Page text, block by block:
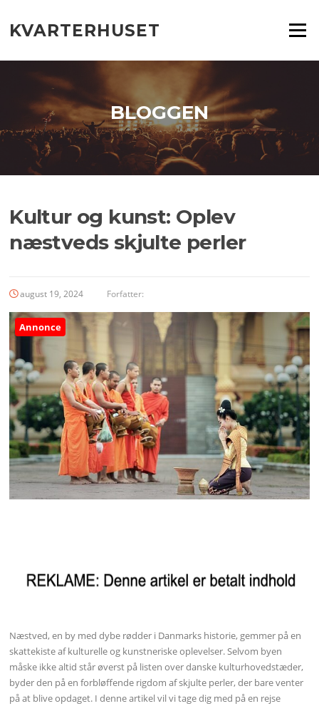
indhold
KVARTERHUSET Menu
BLOGGEN
Kultur og kunst: Oplev
næstveds skjulte perler
august 19, 2024 Forfatter:
Annonce
Næstved, en by med dybe rødder i Danmarks historie, gemmer på en
skattekiste af kulturelle og kunstneriske oplevelser. Selvom byen
måske ikke altid står øverst på listen over danske kulturhovedstæder,
byder den på en forbløffende rigdom af skjulte perler, der bare venter
på at blive opdaget. I denne artikel vil vi tage dig med på en rejse